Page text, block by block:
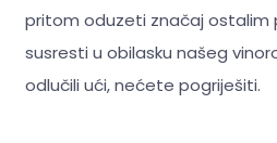
pritom oduzeti značaj ostalim
susresti u obilasku našeg
odlučili ući, nećete pogriješiti.